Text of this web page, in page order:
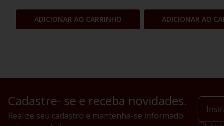
ADICIONAR AO CARRINHO ADICIONAR AO
Cadastre- se e receba novidades.
Realize seu cadastro e mantenha-se informado